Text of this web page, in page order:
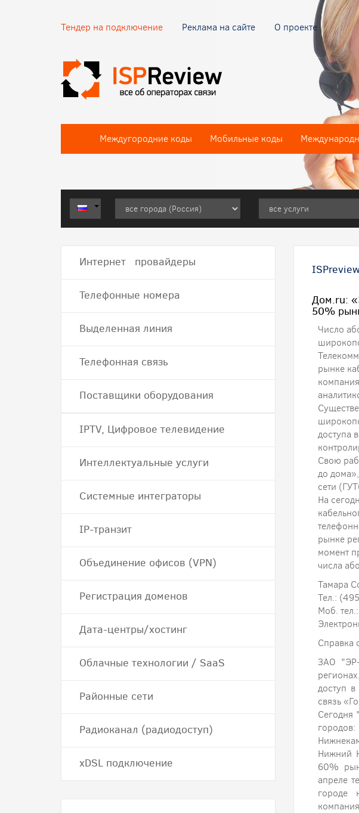
Тендер на подключение Реклама на сайте О проекте
Междугородние коды Мобильные коды
Дом.ru:
50%
Число
рынке
доступа
Свою
до
сети
На
рынке
момент
числа
Тамара
Тел.:
Моб.
Справка
ЗАО "ЭР-
доступ
связь
Сегодня
Нижний
60%
апреле
городе
Интернет провайдеры
Телефонные номера
Выделенная линия
Телефонная связь
Поставщики оборудования
IPTV, Цифровое телевидение
Интеллектуальные услуги
Системные интеграторы
IP-транзит
Объединение офисов (VPN)
Регистрация доменов
Дата-центры/хостинг
Облачные технологии / SaaS
Районные сети
Радиоканал (радиодоступ)
хDSL подключение